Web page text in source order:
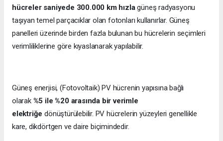
hücreler saniyede 300.000 km hızlagüneş radyasyonu
taşıyan temel parçacıklar olan fotonları kullanırlar. Güneş
panelleri üzerinde birden fazla bulunan bu hücrelerin seçimleri
verimliliklerine göre kıyaslanarak yapılabilir.
Güneş enerjisi, (Fotovoltaik) PV hücrenin yapısına bağlı
olarak %5 ile %20 arasında bir verimle
elektriğedönüştürülebilir. PV hücrelerin yüzeyleri genellikle
kare, dikdörtgen ve daire biçimindedir.